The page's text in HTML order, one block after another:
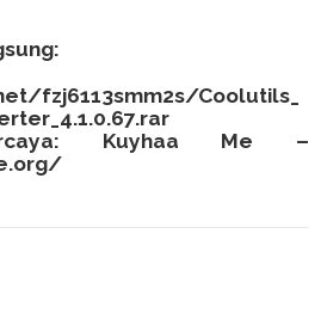
fzj6113smm2s/Coolutils_
Kuyhaa Me –